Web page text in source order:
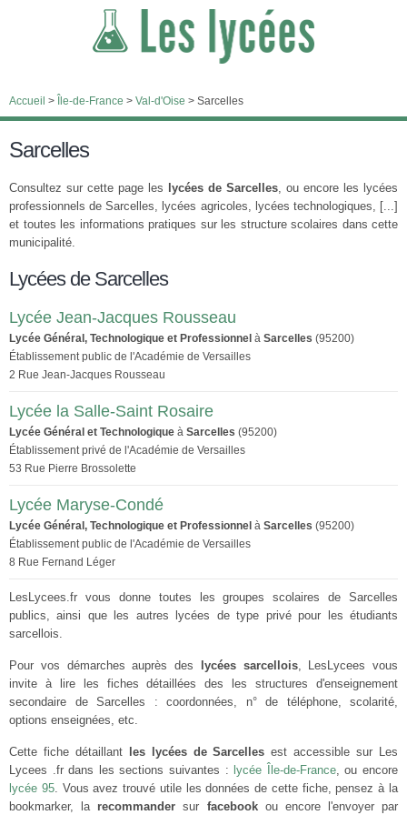
Accueil > Île-de-France > Val-d'Oise > Sarcelles
Sarcelles
Consultez sur cette page les lycées de Sarcelles, ou encore les lycées
professionnels de Sarcelles, lycées agricoles, lycées technologiques, [...]
et toutes les informations pratiques sur les structure scolaires dans cette
municipalité.
Lycées de Sarcelles
Lycée Jean-Jacques Rousseau
Lycée Général, Technologique et Professionnel à Sarcelles (95200)
Établissement public de l'Académie de Versailles
2 Rue Jean-Jacques Rousseau
Lycée la Salle-Saint Rosaire
Lycée Général et Technologique à Sarcelles (95200)
Établissement privé de l'Académie de Versailles
53 Rue Pierre Brossolette
Lycée Maryse-Condé
Lycée Général, Technologique et Professionnel à Sarcelles (95200)
Établissement public de l'Académie de Versailles
8 Rue Fernand Léger
LesLycees.fr vous donne toutes les groupes scolaires de Sarcelles
publics, ainsi que les autres lycées de type privé pour les étudiants
sarcellois.
Pour vos démarches auprès des lycées sarcellois, LesLycees vous
invite à lire les fiches détaillées des les structures d'enseignement
secondaire de Sarcelles : coordonnées, n° de téléphone, scolarité,
options enseignées, etc.
Cette fiche détaillant les lycées de Sarcelles est accessible sur Les
Lycees .fr dans les sections suivantes : lycée Île-de-France, ou encore
lycée 95. Vous avez trouvé utile les données de cette fiche, pensez à la
bookmarker, la recommander sur facebookou encore l'envoyer par